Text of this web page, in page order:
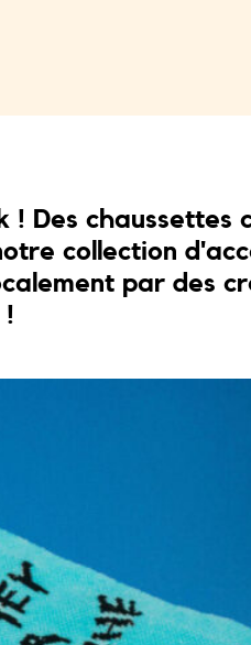
Des chaussettes
collection
par des
!